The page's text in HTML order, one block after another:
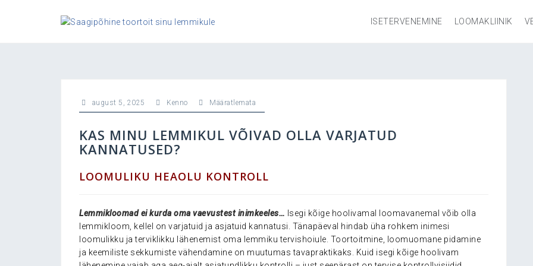
ISETERVENEMINE LOOMAKLIINIK
august 5, 2025 Kenno Määratlemata
KAS MINU LEMMIKUL VÕIVAD OLLA VARJATUD
KANNATUSED?
LOOMULIKU HEAOLU KONTROLL
Lemmikloomad ei kurda oma vaevustest inimkeeles… Isegi kõige hoolivamal loomavanemal võib olla
lemmikloom, kellel on varjatuid ja asjatuid kannatusi. Tänapäeval hindab üha rohkem inimesi
loomulikku ja terviklikku lähenemist oma lemmiku tervishoiule. Toortoitmine, loomuomane pidamine
ja keemiliste sekkumiste vähendamine on muutumas tavapraktikaks. Kuid isegi kõige hoolivam